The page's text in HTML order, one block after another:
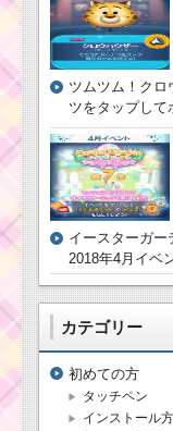
ツムツム！クロ
ツをタップして
イースターガー
2018年4月イベ
カテゴリー
初めての方
タッチペン
インストール